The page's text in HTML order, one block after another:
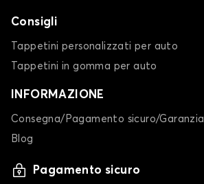
Consigli
Tappetini personalizzati per auto
Tappetini in gomma per auto
INFORMAZIONE
Consegna/Pagamento sicuro/Garanzia
Blog
Pagamento sicuro